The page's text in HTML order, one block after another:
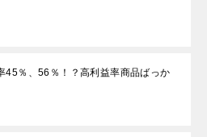
45％、56％！？高利益率商品ばっか